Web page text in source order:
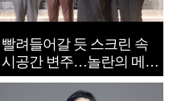
빨려들어갈 듯 스크린 속
시공간 변주…놀란의 메시
지는 ‘전쟁 속죄’